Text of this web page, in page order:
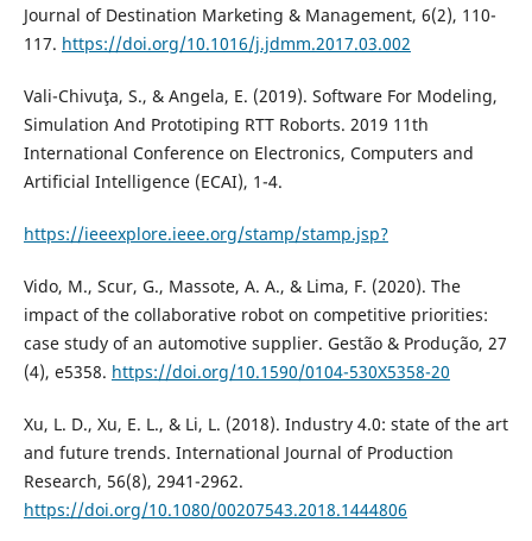
Journal of Destination Marketing & Management, 6(2), 110-
117. https://doi.org/10.1016/j.jdmm.2017.03.002
Vali-Chivuţa, S., & Angela, E. (2019). Software For Modeling,
Simulation And Prototiping RTT Roborts. 2019 11th
International Conference on Electronics, Computers and
Artificial Intelligence (ECAI), 1-4.
https://ieeexplore.ieee.org/stamp/stamp.jsp?
Vido, M., Scur, G., Massote, A. A., & Lima, F. (2020). The
impact of the collaborative robot on competitive priorities:
case study of an automotive supplier. Gestão & Produção, 27
(4), e5358. https://doi.org/10.1590/0104-530X5358-20
Xu, L. D., Xu, E. L., & Li, L. (2018). Industry 4.0: state of the art
and future trends. International Journal of Production
Research, 56(8), 2941-2962.
https://doi.org/10.1080/00207543.2018.1444806